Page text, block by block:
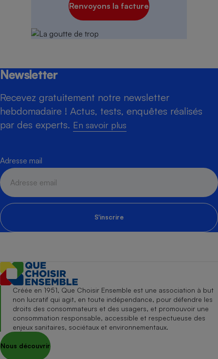
Renvoyons la facture
Newsletter
Recevez gratuitement notre newsletter
hebdomadaire ! Actus, tests, enquêtes réalisés
par des experts. En savoir plus
Adresse mail
S'inscrire
Créée en 1951, Que Choisir Ensemble est une association à but
non lucratif qui agit, en toute indépendance, pour défendre les
droits des consommateurs et des usagers, et promouvoir une
consommation responsable, accessible et respectueuse des
enjeux sanitaires, sociétaux et environnementaux.
Nous découvrir